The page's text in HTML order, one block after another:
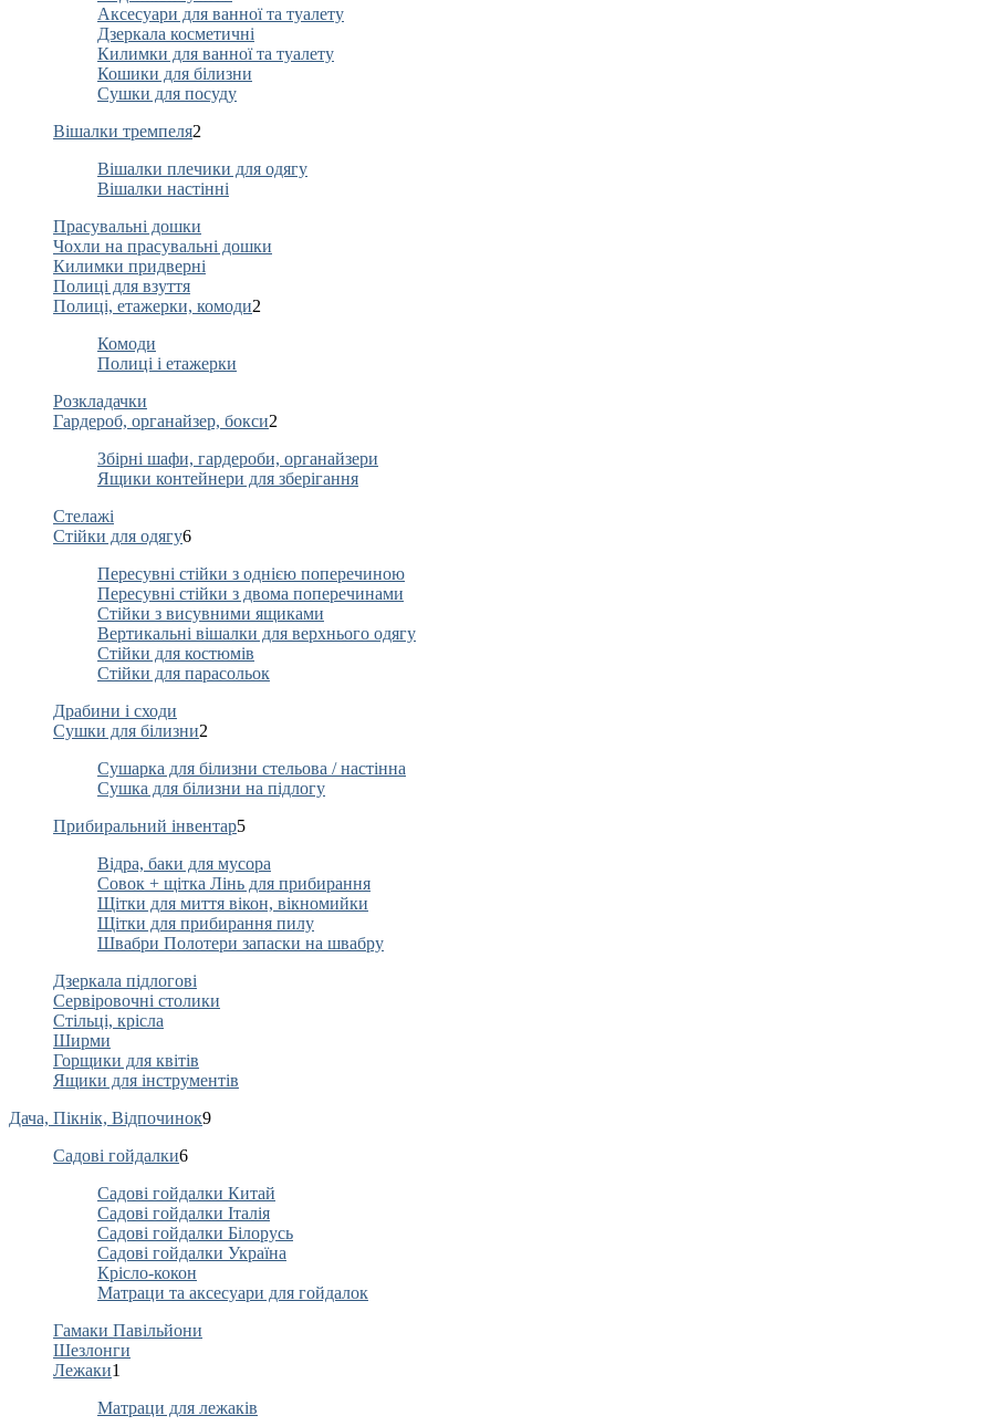
Аксесуари для ванної та туалету
Дзеркала косметичні
Килимки для ванної та туалету
Кошики для білизни
Сушки для посуду
Вішалки тремпеля2
Вішалки плечики для одягу
Вішалки настінні
Прасувальні дошки
Чохли на прасувальні дошки
Килимки придверні
Полиці для взуття
Полиці, етажерки, комоди2
Комоди
Полиці і етажерки
Розкладачки
Гардероб, органайзер, бокси2
Збірні шафи, гардероби, органайзери
Ящики контейнери для зберігання
Стелажі
Стійки для одягу6
Пересувні стійки з однією поперечиною
Пересувні стійки з двома поперечинами
Стійки з висувними ящиками
Вертикальні вішалки для верхнього одягу
Стійки для костюмів
Стійки для парасольок
Драбини і сходи
Сушки для білизни2
Сушарка для білизни стельова / настінна
Сушка для білизни на підлогу
Прибиральний інвентар5
Відра, баки для мусора
Совок + щітка Лінь для прибирання
Щітки для миття вікон, вікномийки
Щітки для прибирання пилу
Швабри Полотери запаски на швабру
Дзеркала підлогові
Сервіровочні столики
Стільці, крісла
Ширми
Горщики для квітів
Ящики для інструментів
Дача, Пікнік, Відпочинок9
Садові гойдалки6
Садові гойдалки Китай
Садові гойдалки Італія
Садові гойдалки Білорусь
Садові гойдалки Україна
Крісло-кокон
Матраци та аксесуари для гойдалок
Гамаки Павільйони
Шезлонги
Лежаки1
Матраци для лежаків